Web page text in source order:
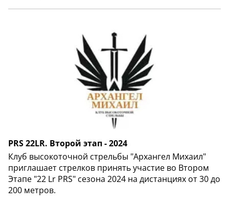
PRS 22LR. Второй этап - 2024
Клуб высокоточной стрельбы "Архангел Михаил"
приглашает стрелков принять участие во Втором
Этапе "22 Lr PRS" сезона 2024 на дистанциях от 30 до
200 метров.